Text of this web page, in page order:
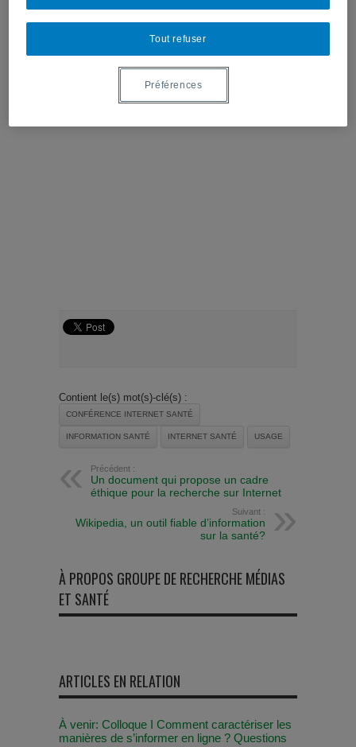
Contient le(s) mot(s)-clé(s) :
CONFÉRENCE INTERNET SANTÉ
INFORMATION SANTÉ INTERNET SANTÉ USAGE
Précédent :
Un document qui propose un cadre
éthique pour la recherche sur Internet
Suivant :
Wikipedia, un outil fiable d’information
sur la santé?
À PROPOS GROUPE DE RECHERCHE MÉDIAS
ET SANTÉ
ARTICLES EN RELATION
À venir: Colloque I Comment caractériser les
manières de s’informer en ligne ? Questions
Tout refuser
Préférences